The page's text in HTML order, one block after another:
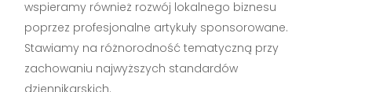
wspieramy również rozwój lokalnego biznesu
poprzez profesjonalne artykuły sponsorowane.
Stawiamy na różnorodność tematyczną przy
zachowaniu najwyższych standardów
dziennikarskich.